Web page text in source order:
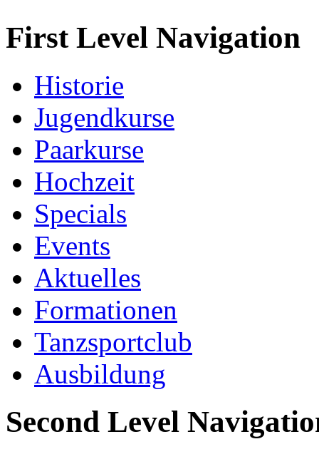
First Level Navigation
Historie
Jugendkurse
Paarkurse
Hochzeit
Specials
Events
Aktuelles
Formationen
Tanzsportclub
Ausbildung
Second Level